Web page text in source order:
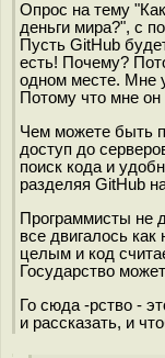
Опрос на тему
деньги мира?", с
Пусть GitHub
есть! Почему?
одном месте. Мне
Потому что мне он
Чем можете быть
доступ до
поиск кода и
разделяя GitHub
Программисты не
все двигалось
целым и код
Государство
Го сюда -рство -
и рассказать, и